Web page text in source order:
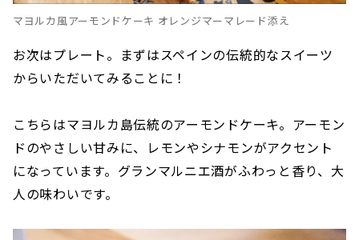
マヨルカ風アーモンドケーキ オレンジマーマレード添え
お次はプレート。まずはスペインの伝統的なスイーツ
からいただいてみることに！
こちらはマヨルカ島伝統のアーモンドケーキ。アーモン
ドのやさしい甘みに、レモンやシナモンがアクセント
になっています。グランマルニエ酒がふわっと香り、大
人の味わいです。